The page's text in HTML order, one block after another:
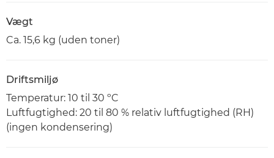
Vægt
Ca. 15,6 kg (uden toner)
Driftsmiljø
Temperatur: 10 til 30 ºC
Luftfugtighed: 20 til 80 % relativ luftfugtighed (RH)
(ingen kondensering)